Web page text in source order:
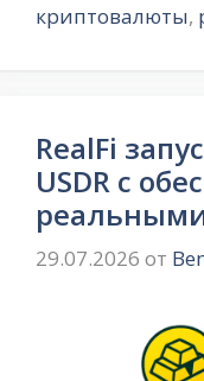
криптовалюты,
RealFi
USDR с
29.07.2026 от